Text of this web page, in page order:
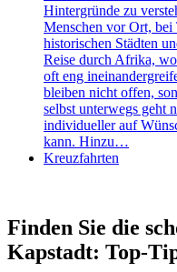
Hintergründe zu
Menschen vor Ort, bei
historischen Städten
Reise durch Afrika,
oft eng
bleiben nicht offen,
selbst unterwegs geht
individueller auf
kann. Hinzu…
Kreuzfahrten
Finden Sie die
Kapstadt: Top-